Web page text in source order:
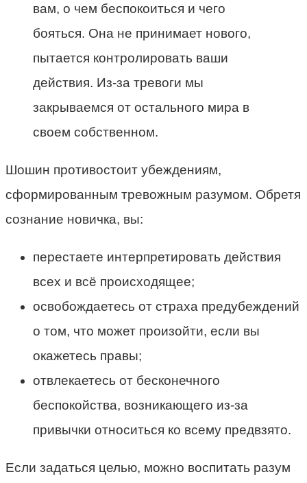
вам, о чем беспокоиться и чего
бояться. Она не принимает нового,
пытается контролировать ваши
действия. Из-за тревоги мы
закрываемся от остального мира в
своем собственном.
Шошин противостоит убеждениям,
сформированным тревожным разумом. Обретя
сознание новичка, вы:
перестаете интерпретировать действия
всех и всё происходящее;
освобождаетесь от страха предубеждений
о том, что может произойти, если вы
окажетесь правы;
отвлекаетесь от бесконечного
беспокойства, возникающего из-за
привычки относиться ко всему предвзято.
Если задаться целью, можно воспитать разум